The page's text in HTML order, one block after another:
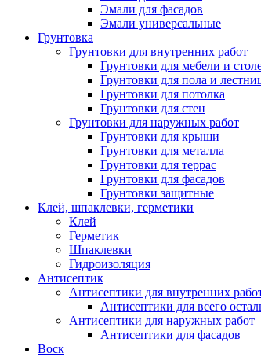
Эмали для фасадов
Эмали универсальные
Грунтовка
Грунтовки для внутренних работ
Грунтовки для мебели и
Грунтовки для пола и
Грунтовки для потолка
Грунтовки для стен
Грунтовки для наружных работ
Грунтовки для крыши
Грунтовки для металла
Грунтовки для террас
Грунтовки для фасадов
Грунтовки защитные
Клей, шпаклевки, герметики
Клей
Герметик
Шпаклевки
Гидроизоляция
Антисептик
Антисептики для внутренних
Антисептики для всего
Антисептики для наружных работ
Антисептики для фасадов
Воск